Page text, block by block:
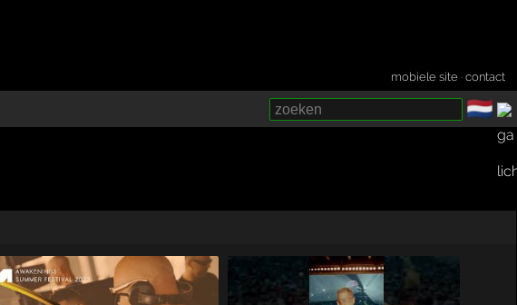
mobiele site ·contact
🇳🇱